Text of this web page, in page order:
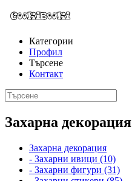
Категории
Профил
Търсене
Контакт
Захарна декорация
Захарна декорация
- Захарни ивици (10)
- Захарни фигури (31)